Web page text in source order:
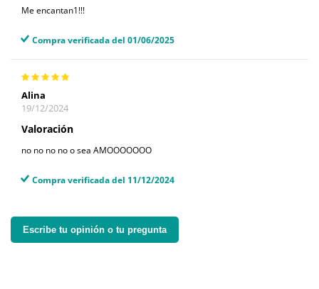
Me encantan1!!!
Compra verificada del 01/06/2025
Alina
19/12/2024
Valoración
no no no no o sea AMOOOOOOO
Compra verificada del 11/12/2024
Escribe tu opinión o tu pregunta